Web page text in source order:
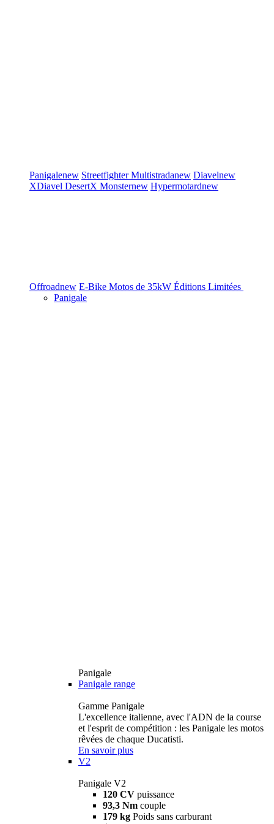
Panigalenew StreetfighterMultistradanew Diavelnew
XDiavel DesertX Monsternew Hypermotardnew
Offroadnew E-Bike Motos de 35kW Éditions Limitées
Panigale
Panigale
Panigale range
Gamme Panigale
L'excellence italienne, avec l'ADN de la course
et l'esprit de compétition : les Panigale les motos
rêvées de chaque Ducatisti.
En savoir plus
V2
Panigale V2
120 CV puissance
93,3 Nm couple
179 kg Poids sans carburant